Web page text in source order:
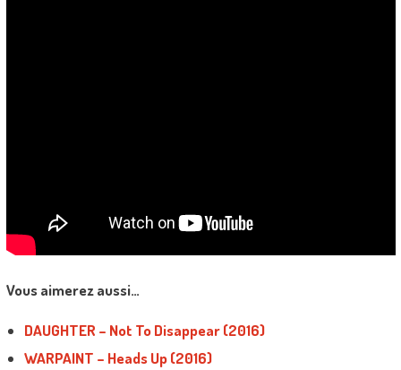
Vous aimerez aussi…
DAUGHTER – Not To Disappear (2016)
WARPAINT – Heads Up (2016)